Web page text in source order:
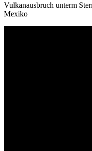
Vulkanausbruch unterm
Mexiko